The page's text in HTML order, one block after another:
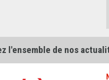
l'ensemble de nos